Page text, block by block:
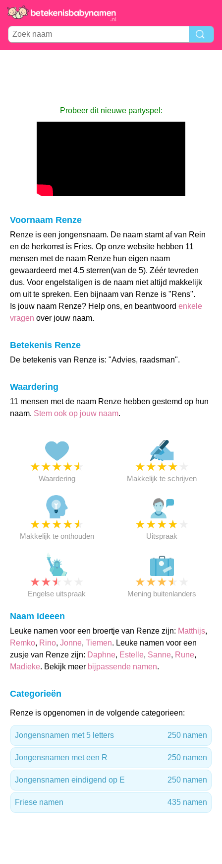
Probeer dit nieuwe partyspel:
Voornaam Renze
Renze is een jongensnaam. De naam stamt af van Rein
en de herkomst is Fries. Op onze website hebben 11
mensen met de naam Renze hun eigen naam
gewaardeerd met 4.5 sterren(van de 5). Zéér tevreden
dus. Voor engelstaligen is de naam niet altijd makkelijk
om uit te spreken. Een bijnaam van Renze is "Rens".
Is jouw naam Renze? Help ons, en beantwoord enkele
vragen over jouw naam.
Betekenis Renze
De betekenis van Renze is: "Advies, raadsman".
Waardering
11 mensen met de naam Renze hebben gestemd op hun
naam. Stem ook op jouw naam.
★★★★★
Waardering
★★★★
Makkelijk te schrijven
★★★★★
Makkelijk te onthouden
★★★★
Uitspraak
★★★
Engelse uitspraak
★★★★
Mening buitenlanders
Naam ideeen
Leuke namen voor een broertje van Renze zijn: Matthijs,
Remko, Rino, Jonne, Tiemen. Leuke namen voor een
zusje van Renze zijn: Daphne, Estelle, Sanne, Rune,
Madieke. Bekijk meer bijpassende namen.
Categorieën
Renze is opgenomen in de volgende categorieen:
Jongensnamen met 5 letters 250 namen
Jongensnamen met een R 250 namen
Jongensnamen eindigend op E 250 namen
Friese namen 435 namen